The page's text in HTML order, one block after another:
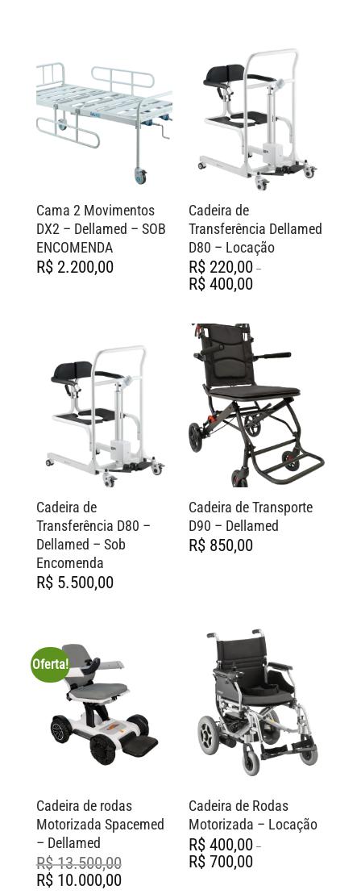
Cama 2 Movimentos
DX2 – Dellamed – SOB
ENCOMENDA
R$2.200,00
Cadeira de
Transferência Dellamed
D80 – Locação
R$220,00 –
R$400,00Faixa
de
Cadeira de
Transferência D80 –
Dellamed – Sob
Encomenda
R$5.500,00
Cadeira de Transporte
D90 – Dellamed
R$850,00
Oferta!
Cadeira de rodas
Motorizada Spacemed
– Dellamed
R$13.500,00
O
preço
R$10.000,00O
preço
Cadeira de Rodas
Motorizada – Locação
R$400,00 –
R$700,00Faixa
de